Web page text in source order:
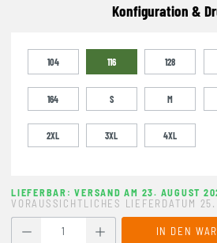
Konfiguration &
104 116 128
164 S M
2XL 3XL 4XL
LIEFERBAR: VERSAND AM 23. AUGUST
VORAUSSICHTLICHES LIEFERDATUM
Produkt Anzahl: Gib denIN DEN